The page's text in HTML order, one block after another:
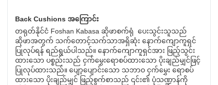
Back Cushions အကြောင်း
တရုတ်နိုင်ငံ Foshan Kabasa ဆိုဖာစက်ရုံ ပေးသွင်းသူသည်
ဆိုဖာအတွက် သက်တောင့်သက်သာအရှိဆုံး နောက်ကျောကူရှင်
ပြုလုပ်ရန် ရည်ရွယ်ပါသည်။ နောက်ကျောကူရှင်အား ဖြည့်သွင်း
ထားသော ပစ္စည်းသည် ငှက်မွှေးရောစပ်ထားသော ပိုးချည်မျှင်ဖြင့်
ပြုလုပ်ထားသည်။ ပျော့ပျောင်းသော သဘာဝ ငှက်မွှေး ရောစပ်
ထားသော ပိုးချည်မျှင် ဖြည့်စွက်စာသည် ၎င်း၏ ပုံသဏ္ဍာန်ကို